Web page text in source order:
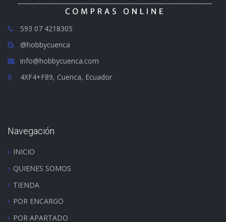
593 07 4218305
@hobbycuenca
info@hobbycuenca.com
4XF4+F89, Cuenca, Ecuador
Navegación
INICIO
QUIENES SOMOS
TIENDA
POR ENCARGO
POR APARTADO